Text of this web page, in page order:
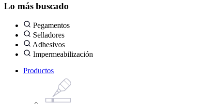
Lo más buscado
Pegamentos
Selladores
Adhesivos
Impermeabilización
Productos